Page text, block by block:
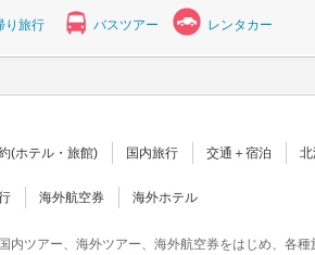
り旅行 バスツアー レンタカー
(ホテル・旅館) 国内旅行 交通＋宿泊
海外航空券 海外ホテル
内ツアー、海外ツアー、海外航空券をはじめ、各